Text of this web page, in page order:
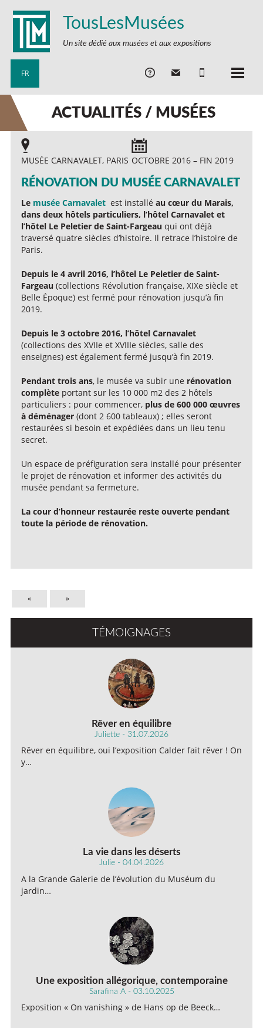
TousLesMusées
Un site dédié aux musées et aux expositions
FR
ACTUALITÉS / MUSÉES
MUSÉE CARNAVALET, PARIS OCTOBRE 2016 – FIN 2019
RÉNOVATION DU MUSÉE CARNAVALET
Le musée Carnavalet est installé au cœur du Marais,
dans deux hôtels particuliers, l’hôtel Carnavalet et
l’hôtel Le Peletier de Saint-Fargeau qui ont déjà
traversé quatre siècles d’histoire. Il retrace l’histoire de
Paris.
Depuis le 4 avril 2016, l’hôtel Le Peletier de Saint-
Fargeau (collections Révolution française, XIXe siècle et
Belle Époque) est fermé pour rénovation jusqu’à fin
2019.
Depuis le 3 octobre 2016, l’hôtel Carnavalet
(collections des XVIIe et XVIIIe siècles, salle des
enseignes) est également fermé jusqu’à fin 2019.
Pendant trois ans, le musée va subir une rénovation
complète portant sur les 10 000 m2 des 2 hôtels
particuliers : pour commencer, plus de 600 000 œuvres
à déménager (dont 2 600 tableaux) ; elles seront
restaurées si besoin et expédiées dans un lieu tenu
secret.
Un espace de préfiguration sera installé pour présenter
le projet de rénovation et informer des activités du
musée pendant sa fermeture.
La cour d’honneur restaurée reste ouverte pendant
toute la période de rénovation.
« »
TÉMOIGNAGES
Rêver en équilibre
Juliette - 31.07.2026
Rêver en équilibre, oui l’exposition Calder fait rêver ! On
y…
La vie dans les déserts
Julie - 04.04.2026
A la Grande Galerie de l’évolution du Muséum du
jardin…
Une exposition allégorique, contemporaine
Sarafina A - 03.10.2025
Exposition « On vanishing » de Hans op de Beeck…